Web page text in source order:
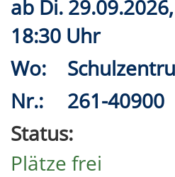
ab Di. 29.09.2026,
18:30 Uhr
Wo:
Nr.:
261-40900
Status:
Plätze frei